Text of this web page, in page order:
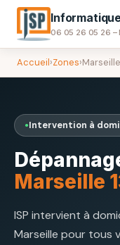
06 05 26 05 26 –
Accueil›Zones›
Intervention à
Marseille
ISP intervient à
Marseille pour tous